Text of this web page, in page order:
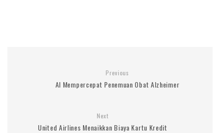
Previous
AI Mempercepat Penemuan Obat Alzheimer
Next
United Airlines Menaikkan Biaya Kartu Kredit